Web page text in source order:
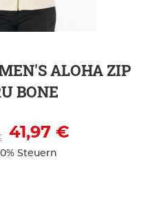
ALOHA ZIP
BONE
41,97 €
Steuern